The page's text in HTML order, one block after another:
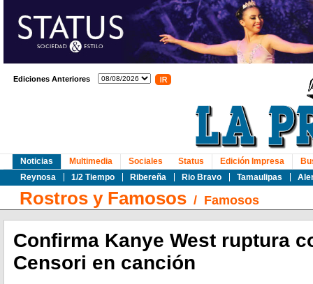
Ediciones Anteriores
Noticias
Reynosa
1/2 Tiempo Ribereña Rio Bravo Tamaulipas
Multimedia Sociales Status Edición Impresa
Rostros y Famosos / Famosos
Confirma Kanye West ruptura
Censori en canción